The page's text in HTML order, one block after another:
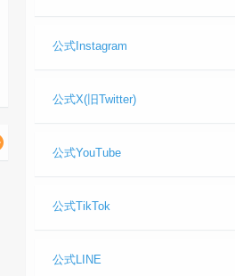
公式Instagram
公式X(旧Twitter)
公式YouTube
公式TikTok
公式LINE